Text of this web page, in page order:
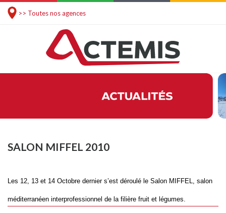
>> Toutes nos agences
SALON MIFFEL 2010
Les 12, 13 et 14 Octobre dernier s’est déroulé le Salon MIFFEL, salon
méditerranéen interprofessionnel de la filière fruit et légumes.